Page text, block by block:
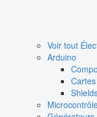
Voir tout
Arduino